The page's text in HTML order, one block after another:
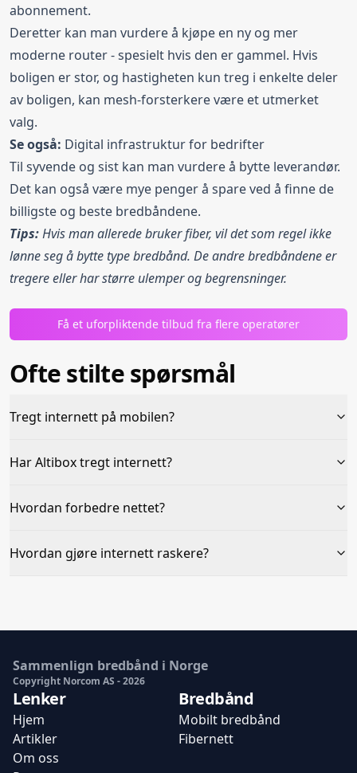
abonnement.
Deretter kan man vurdere å kjøpe en ny og mer
moderne router - spesielt hvis den er gammel. Hvis
boligen er stor, og hastigheten kun treg i enkelte deler
av boligen, kan mesh-forsterkere være et utmerket
valg.
Se også: Digital infrastruktur for bedrifter
Til syvende og sist kan man vurdere å bytte leverandør.
Det kan også være mye penger å spare ved å finne de
billigste og beste bredbåndene.
Tips:Hvis man allerede bruker fiber, vil det som regel ikke
lønne seg å bytte type bredbånd. De andre bredbåndene er
tregere eller har større ulemper og begrensninger.
Få et uforpliktende tilbud fra flere operatører
Ofte stilte spørsmål
Tregt internett på mobilen?
Har Altibox tregt internett?
Hvordan forbedre nettet?
Hvordan gjøre internett raskere?
Sammenlign bredbånd i Norge
Copyright Norcom AS -2026
Lenker
Hjem
Artikler
Om oss
Bredbånd
Mobilt bredbånd
Fibernett